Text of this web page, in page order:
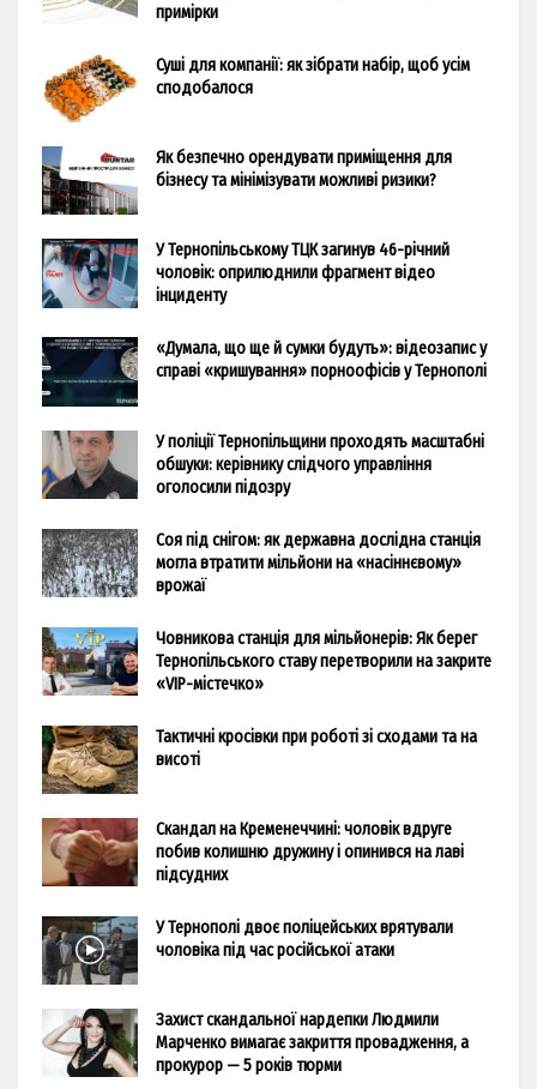
примірки
Суші для компанії: як зібрати набір, щоб усім
сподобалося
Як безпечно орендувати приміщення для
бізнесу та мінімізувати можливі ризики?
У Тернопільському ТЦК загинув 46-річний
чоловік: оприлюднили фрагмент відео
інциденту
«Думала, що ще й сумки будуть»: відеозапис у
справі «кришування» порноофісів у Тернополі
У поліції Тернопільщини проходять масштабні
обшуки: керівнику слідчого управління
оголосили підозру
Соя під снігом: як державна дослідна станція
могла втратити мільйони на «насіннєвому»
врожаї
Човникова станція для мільйонерів: Як берег
Тернопільського ставу перетворили на закрите
«VIP-містечко»
Тактичні кросівки при роботі зі сходами та на
висоті
Скандал на Кременеччині: чоловік вдруге
побив колишню дружину і опинився на лаві
підсудних
У Тернополі двоє поліцейських врятували
чоловіка під час російської атаки
Захист скандальної нардепки Людмили
Марченко вимагає закриття провадження, а
прокурор — 5 років тюрми